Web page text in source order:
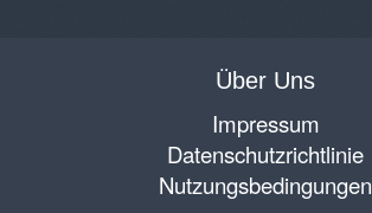
Über Uns
Impressum
Datenschutzrichtlinie
Nutzungsbedingungen